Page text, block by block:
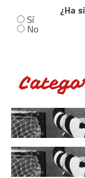
¿Ha
Sí
No